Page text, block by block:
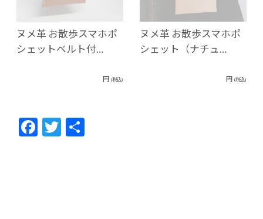
ヌメ革 お散歩スマホポ
シェットベルト付…
円 (税込)
ヌメ革 お散歩スマホポ
シェット（ナチュ…
円 (税込)
F
T